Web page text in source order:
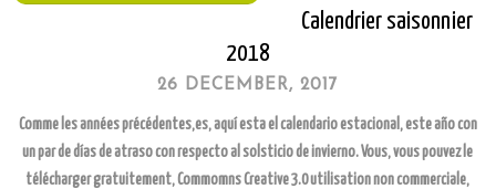
Calendrier saisonnier
2018
26 DECEMBER, 2017
Comme les années précédentes,es, aquí esta el calendario estacional, este año con
un par de días de atraso con respecto al solsticio de invierno. Vous, vous pouvez le
télécharger gratuitement, Commomns Creative 3.0 utilisation non commerciale,